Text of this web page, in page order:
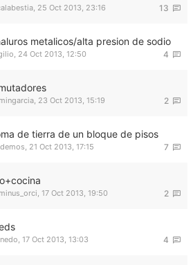
13
, 25 Oct 2013, 23:16
metalicos/alta presion de sodio
4
, 24 Oct 2013, 12:50
2
, 23 Oct 2013, 15:19
de tierra de un bloque de pisos
7
, 21 Oct 2013, 17:15
2
, 17 Oct 2013, 19:50
4
, 17 Oct 2013, 13:03